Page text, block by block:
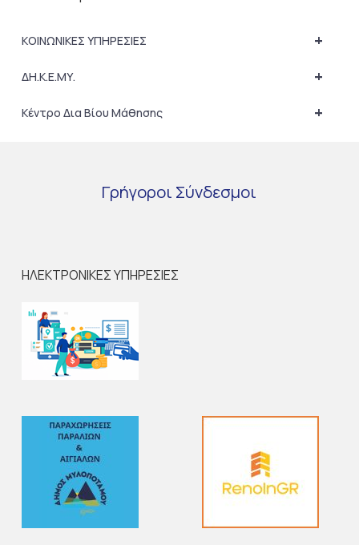
+
ΚΟΙΝΩΝΙΚΕΣ ΥΠΗΡΕΣΙΕΣ
+
ΔΗ.Κ.Ε.ΜΥ.
+
Κέντρο Δια Βίου Μάθησης
Γρήγοροι Σύνδεσμοι
ΗΛΕΚΤΡΟΝΙΚΕΣ ΥΠΗΡΕΣΙΕΣ